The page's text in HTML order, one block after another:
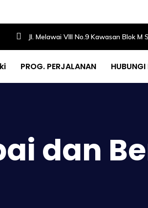
Jl. Melawai VIII No.9 Kawasan Blok M
PROG. PERJALANAN
dan